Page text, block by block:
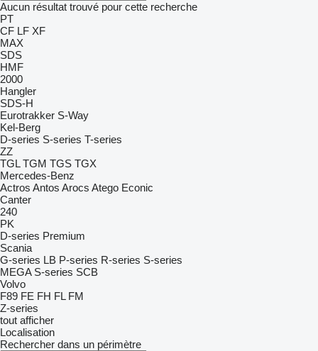
Aucun résultat trouvé pour cette recherche
PT
CF LF XF
MAX
SDS
HMF
2000
Hangler
SDS-H
Eurotrakker S-Way
Kel-Berg
D-series S-series T-series
ZZ
TGL TGM TGS TGX
Mercedes-Benz
Actros Antos Arocs Atego Econic
Canter
240
PK
D-series Premium
Scania
G-series LB P-series R-series S-series
MEGA S-series SCB
Volvo
F89 FE FH FL FM
Z-series
tout afficher
Localisation
Rechercher dans un périmètre